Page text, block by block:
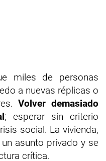
miles de personas
a nuevas réplicas o
Volver demasiado
; esperar sin criterio
social. La vivienda,
asunto privado y se
crítica.